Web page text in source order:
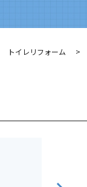
トイレリフォーム